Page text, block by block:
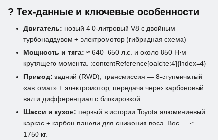
? Тех-данные и ключевые особенности
Двигатель: новый 4.0-литровый V8 с двойным
турбонаддувом + электромотор (гибридная схема)
Мощность и тяга: ≈ 640–650 л.с. и около 850 Н·м
крутящего момента. :contentReference[oaicite:4]{index=4}
Привод: задний (RWD), трансмиссия — 8-ступенчатый
«автомат» + электромотор, передача через карбоновый
вал и дифференциал с блокировкой.
Шасси и кузов: первый в истории Toyota алюминиевый
каркас + карбон-панели для снижения веса. Вес — ≤
1750 кг.